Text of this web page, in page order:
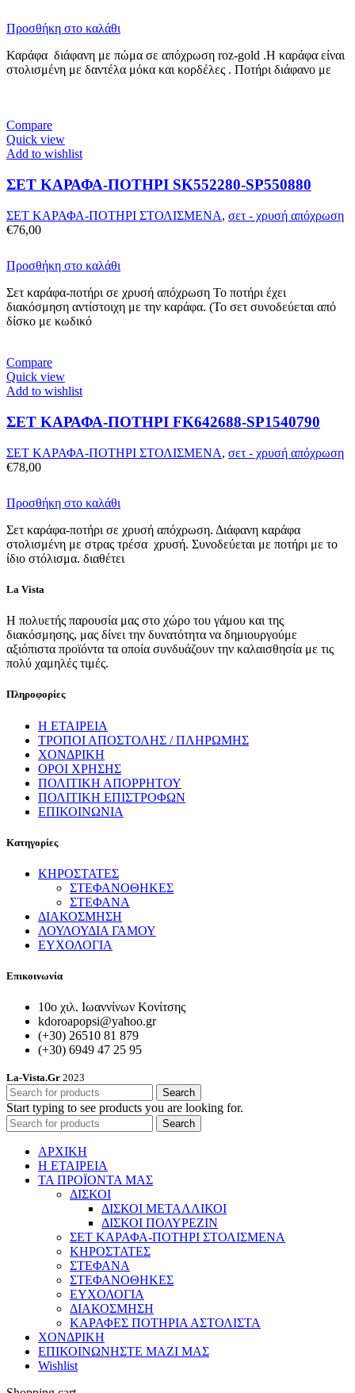
Προσθήκη στο καλάθι
Καράφα διάφανη με πώμα σε απόχρωση roz-gold .Η καράφα είναι
στολισμένη με δαντέλα μόκα και κορδέλες . Ποτήρι διάφανο με
Compare
Quick view
Add to wishlist
ΣΕΤ ΚΑΡΑΦΑ-ΠΟΤΗΡΙ SK552280-SP550880
ΣΕΤ ΚΑΡΑΦΑ-ΠΟΤΗΡΙ ΣΤΟΛΙΣΜΕΝΑ, σετ - χρυσή απόχρωση
€76,00
Προσθήκη στο καλάθι
Σετ καράφα-ποτήρι σε χρυσή απόχρωση Το ποτήρι έχει
διακόσμηση αντίστοιχη με την καράφα. (Το σετ συνοδεύεται από
δίσκο με κωδικό
Compare
Quick view
Add to wishlist
ΣΕΤ ΚΑΡΑΦΑ-ΠΟΤΗΡΙ FK642688-SP1540790
ΣΕΤ ΚΑΡΑΦΑ-ΠΟΤΗΡΙ ΣΤΟΛΙΣΜΕΝΑ, σετ - χρυσή απόχρωση
€78,00
Προσθήκη στο καλάθι
Σετ καράφα-ποτήρι σε χρυσή απόχρωση. Διάφανη καράφα
στολισμένη με στρας τρέσα χρυσή. Συνοδεύεται με ποτήρι με το
ίδιο στόλισμα. διαθέτει
La Vista
Η πολυετής παρουσία μας στο χώρο του γάμου και της
διακόσμησης, μας δίνει την δυνατότητα να δημιουργούμε
αξιόπιστα προϊόντα τα οποία συνδυάζουν την καλαισθησία με τις
πολύ χαμηλές τιμές.
Πληροφορίες
Η ΕΤΑΙΡΕΙΑ
ΤΡΟΠΟΙ ΑΠΟΣΤΟΛΗΣ / ΠΛΗΡΩΜΗΣ
ΧΟΝΔΡΙΚΗ
ΟΡΟΙ ΧΡΗΣΗΣ
ΠΟΛΙΤΙΚΗ ΑΠΟΡΡΗΤΟΥ
ΠΟΛΙΤΙΚΗ ΕΠΙΣΤΡΟΦΩΝ
ΕΠΙΚΟΙΝΩΝΙΑ
Κατηγορίες
ΚΗΡΟΣΤΑΤΕΣ
ΣΤΕΦΑΝΟΘΗΚΕΣ
ΣΤΕΦΑΝΑ
ΔΙΑΚΟΣΜΗΣΗ
ΛΟΥΛΟΥΔΙΑ ΓΑΜΟΥ
ΕΥΧΟΛΟΓΙΑ
Επικοινωνία
10ο χιλ. Ιωαννίνων Κονίτσης
kdoroapopsi@yahoo.gr
(+30) 26510 81 879
(+30) 6949 47 25 95
La-Vista.Gr 2023
Search
Start typing to see products you are looking for.
Search
ΑΡΧΙΚΗ
Η ΕΤΑΙΡΕΙΑ
ΤΑ ΠΡΟΪΟΝΤΑ ΜΑΣ
ΔΙΣΚΟΙ
ΔΙΣΚΟΙ ΜΕΤΑΛΛΙΚΟΙ
ΔΙΣΚΟΙ ΠΟΛΥΡΕΖΙΝ
ΣΕΤ ΚΑΡΑΦΑ-ΠΟΤΗΡΙ ΣΤΟΛΙΣΜΕΝΑ
ΚΗΡΟΣΤΑΤΕΣ
ΣΤΕΦΑΝΑ
ΣΤΕΦΑΝΟΘΗΚΕΣ
ΕΥΧΟΛΟΓΙΑ
ΔΙΑΚΟΣΜΗΣΗ
ΚΑΡΑΦΕΣ ΠΟΤΗΡΙΑ ΑΣΤΟΛΙΣΤΑ
ΧΟΝΔΡΙΚΗ
ΕΠΙΚΟΙΝΩΝΗΣΤΕ ΜΑΖΙ ΜΑΣ
Wishlist